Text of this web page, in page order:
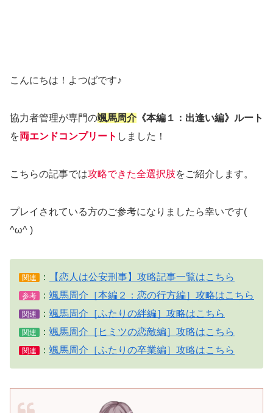
こんにちは！よつばです♪
協力者管理が専門の颯馬周介 《本編１：出逢い編》ルート
を両エンドコンプリート しました！
こちらの記事では攻略できた全選択肢をご紹介します。
プレイされている方のご参考になりましたら幸いです(
^ω^ )
関連 ： 【恋人は公安刑事】攻略記事一覧はこちら
参考 ： 颯馬周介［本編２：恋の行方編］攻略はこちら
関連 ： 颯馬周介［ふたりの絆編］攻略はこちら
関連 ： 颯馬周介［ヒミツの恋敵編］攻略はこちら
関連 ： 颯馬周介［ふたりの卒業編］攻略はこちら